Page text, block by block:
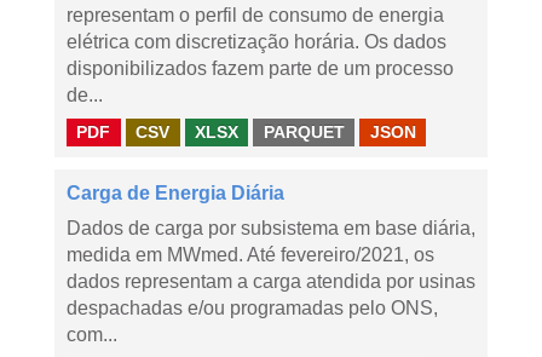
representam o perfil de consumo de energia
elétrica com discretização horária. Os dados
disponibilizados fazem parte de um processo
de...
PDF CSV XLSX PARQUET JSON
Carga de Energia Diária
Dados de carga por subsistema em base diária,
medida em MWmed. Até fevereiro/2021, os
dados representam a carga atendida por usinas
despachadas e/ou programadas pelo ONS,
com...